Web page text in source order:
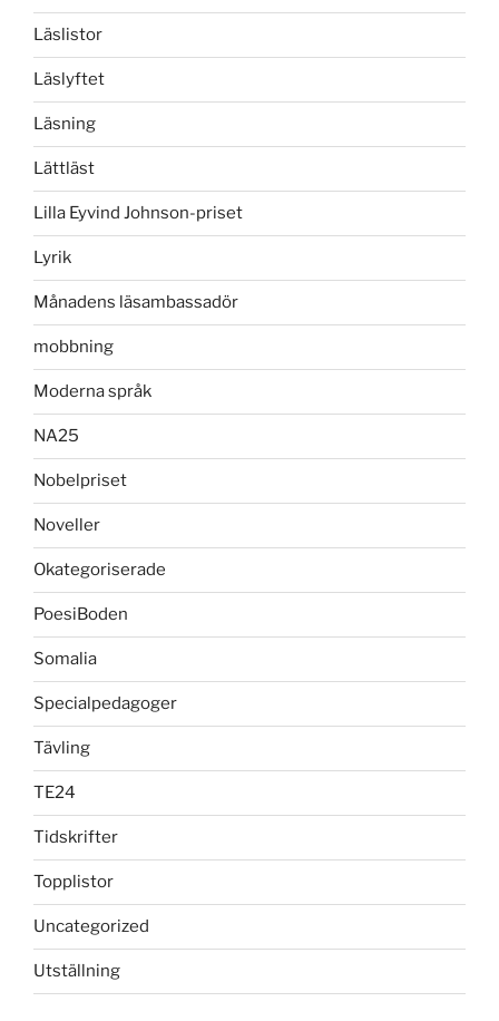
Läslistor
Läslyftet
Läsning
Lättläst
Lilla Eyvind Johnson-priset
Lyrik
Månadens läsambassadör
mobbning
Moderna språk
NA25
Nobelpriset
Noveller
Okategoriserade
PoesiBoden
Somalia
Specialpedagoger
Tävling
TE24
Tidskrifter
Topplistor
Uncategorized
Utställning